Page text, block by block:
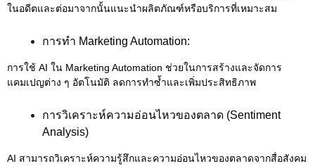
ในอดีตและต่อมาจากนั้นแนะนำผลิตภัณฑ์หรือบริการที่เหมาะสม
การทำ Marketing Automation:
การใช้ AI ใน Marketing Automation ช่วยในการสร้างและจัดการ
แคมเปญต่าง ๆ อัตโนมัติ ลดการทำซ้ำและเพิ่มประสิทธิภาพ
การวิเคราะห์ความอ่อนไหวของตลาด (Sentiment
Analysis)
AI สามารถวิเคราะห์ความรู้สึกและความอ่อนไหวของตลาดจากสื่อสังคม